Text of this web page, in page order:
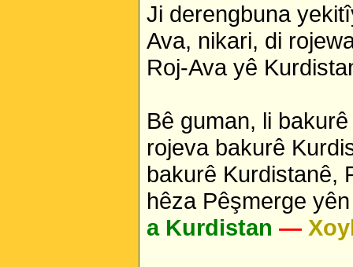
Ji derengbuna
Ava, nikari, di
Roj-Ava yê
Bê guman, li
rojeva bakurê
bakurê Kurdistanê,
hêza Pêşmerge
a Kurdistan —